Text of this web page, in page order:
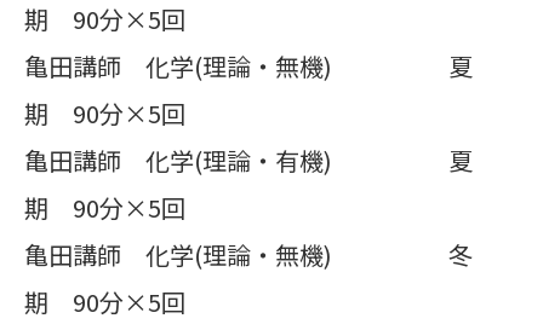
期 90分×5回
亀田講師 化学(理論・無機) 夏
期 90分×5回
亀田講師 化学(理論・有機) 夏
期 90分×5回
亀田講師 化学(理論・無機) 冬
期 90分×5回